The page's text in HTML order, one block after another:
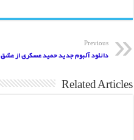
Previous
دانلود آلبوم جدید حمید عسکری از عشق
Related Articles